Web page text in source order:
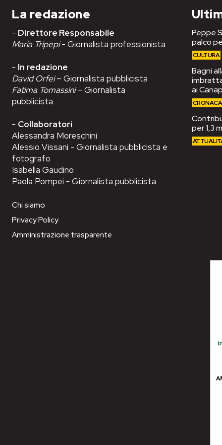
La redazione
- Direttore Responsabile
Maria Tripepi- Giornalista professionista
- In redazione
David Orfei– Giornalista pubblicista
Fatima Tomassini– Giornalista
pubblicista
- Collaboratori
Alessandra Moreschini
Alessio Vissani - Giornalista pubblicista e
fotografo
Isabella Gaudino
Paola Pompei - Giornalista pubblicista
Chi siamo
Privacy Policy
Amministrazione trasparente
Peppe
palco
CULTURA
Bagni
ai
CRONACA
per 1,3